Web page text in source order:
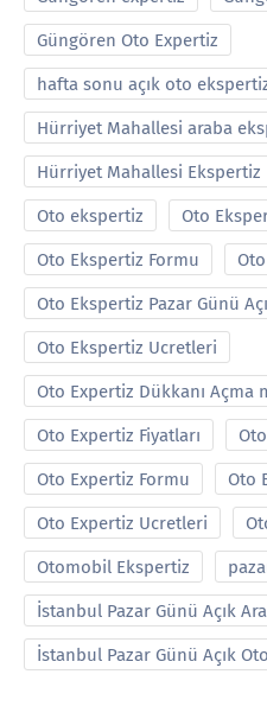
Güngören Oto Expertiz
hafta sonu açık oto
Hürriyet Mahallesi araba
Hürriyet Mahallesi Ekspertiz
Oto ekspertiz Oto
Oto Ekspertiz Formu
Oto Ekspertiz Pazar Günü
Oto Ekspertiz Ucretleri
Oto Expertiz Dükkanı Açma
Oto Expertiz Fiyatları
Oto Expertiz Formu Oto
Oto Expertiz Ucretleri
Otomobil Ekspertiz
İstanbul Pazar Günü Açık
İstanbul Pazar Günü Açık